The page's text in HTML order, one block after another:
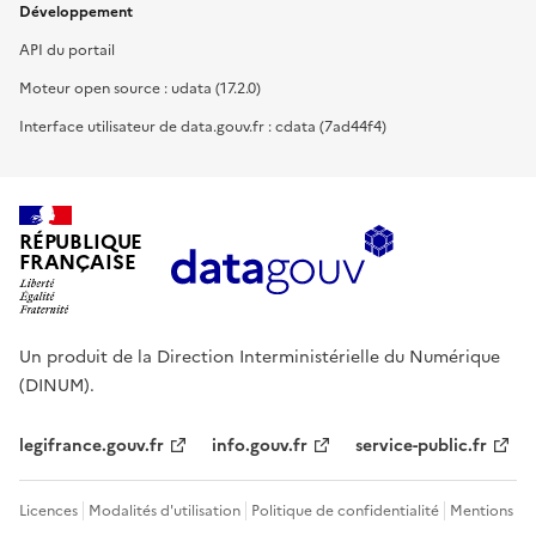
Développement
API du portail
Moteur open source : udata (17.2.0)
Interface utilisateur de data.gouv.fr : cdata (7ad44f4)
RÉPUBLIQUE
FRANÇAISE
Un produit de la Direction Interministérielle du Numérique
(DINUM).
legifrance.gouv.fr info.gouv.fr service-public.fr
Licences Modalités d'utilisation Politique de confidentialité Mentions